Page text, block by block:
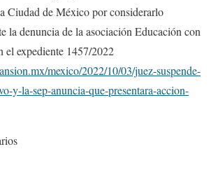
Ciudad de México por considerarlo
la denuncia de la asociación Educación con
el expediente 1457/2022
mexico/2022/10/03/juez-suspende-
y-la-sep-anuncia-que-presentara-accion-